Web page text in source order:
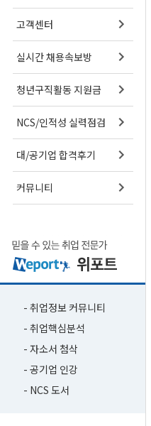
고객센터
실시간 채용속보방
청년구직활동 지원금
NCS/인적성 실력점검
대/공기업 합격후기
커뮤니티
- 취업정보 커뮤니티
- 취업핵심분석
- 자소서 첨삭
- 공기업 인강
- NCS 도서